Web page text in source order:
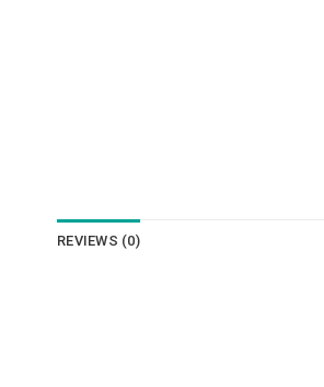
REVIEWS (0)